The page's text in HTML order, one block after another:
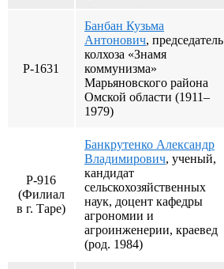
Р-1631
Банбан Кузьма
Антонович, председатель
колхоза «Знамя
коммунизма»
Марьяновского района
Омской области (1911–
1979)
Р-916
(Филиал
в г. Таре)
Банкрутенко Александр
Владимирович, ученый,
кандидат
сельскохозяйственных
наук, доцент кафедры
агрономии и
агроинженерии, краевед
(род. 1984)